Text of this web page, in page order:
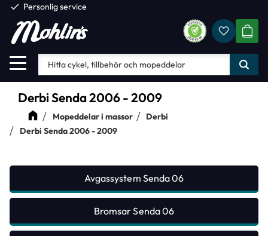
Meny
check Personlig service
Derbi Senda 2006 - 2009
Mopeddelar i massor
Derbi
Derbi Senda 2006 - 2009
Avgassystem Senda 06
Bromsar Senda 06